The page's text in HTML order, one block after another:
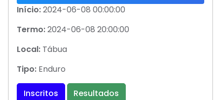
Início:2024-06-08 00:00:00
Termo:2024-06-08 20:00:00
Local: Tábua
Tipo: Enduro
Inscritos Resultados